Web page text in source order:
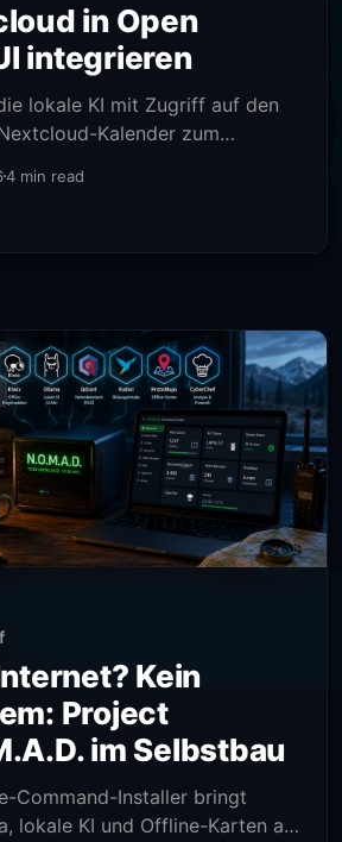
in Open
integrieren
lokale KI mit Zugriff auf den
Kalender zum
4 min read
Kein
Project
im Selbstbau
Command-Installer bringt
lokale KI und Offline-Karten auf